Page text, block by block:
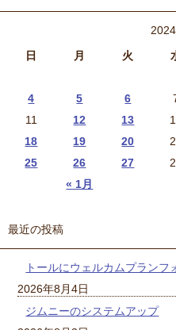
日
月 火
« 1月
4
5 6
11
12 13
18
19 20
25
26 27
最近の投稿
トールにウェルカムプラン
2026年8月4日
ジムニーのシステムアップ